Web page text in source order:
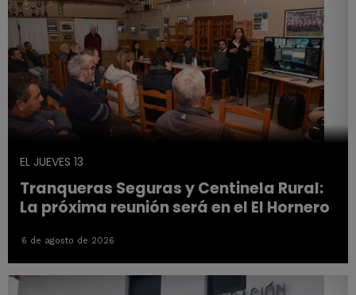
EL JUEVES 13
Tranqueras Seguras y Centinela Rural:
La próxima reunión será en el El Hornero
6 de agosto de 2026